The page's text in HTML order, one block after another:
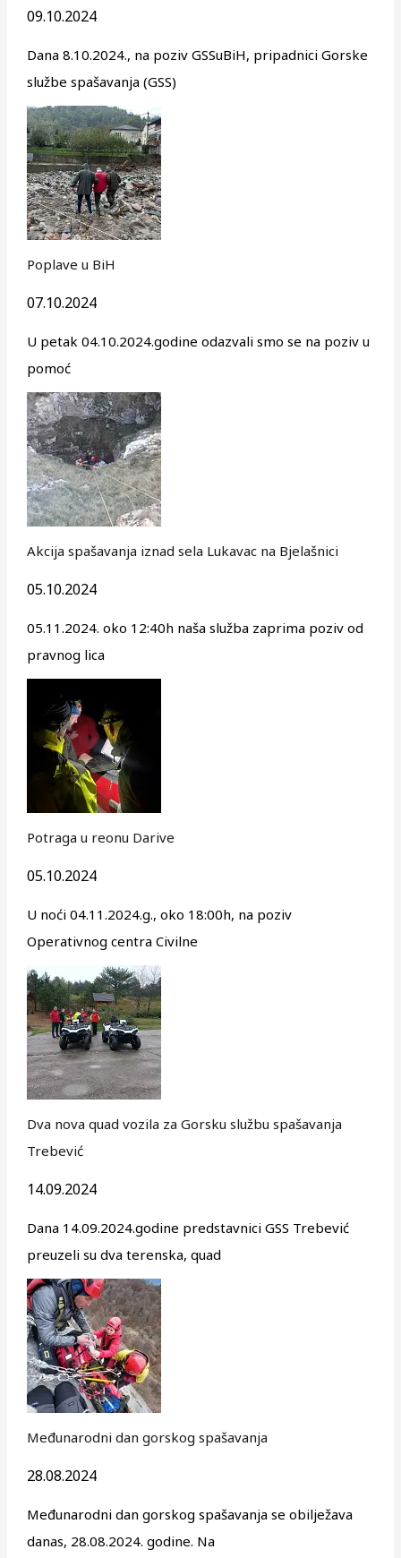
09.10.2024
Dana 8.10.2024., na poziv GSSuBiH, pripadnici Gorske
službe spašavanja (GSS)
Poplave u BiH
07.10.2024
U petak 04.10.2024.godine odazvali smo se na poziv u
pomoć
Akcija spašavanja iznad sela Lukavac na Bjelašnici
05.10.2024
05.11.2024. oko 12:40h naša služba zaprima poziv od
pravnog lica
Potraga u reonu Darive
05.10.2024
U noći 04.11.2024.g., oko 18:00h, na poziv
Operativnog centra Civilne
Dva nova quad vozila za Gorsku službu spašavanja
Trebević
14.09.2024
Dana 14.09.2024.godine predstavnici GSS Trebević
preuzeli su dva terenska, quad
Međunarodni dan gorskog spašavanja
28.08.2024
Međunarodni dan gorskog spašavanja se obilježava
danas, 28.08.2024. godine. Na